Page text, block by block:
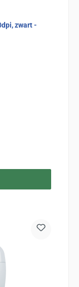
zwart -